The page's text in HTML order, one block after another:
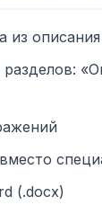
из
(.docx)